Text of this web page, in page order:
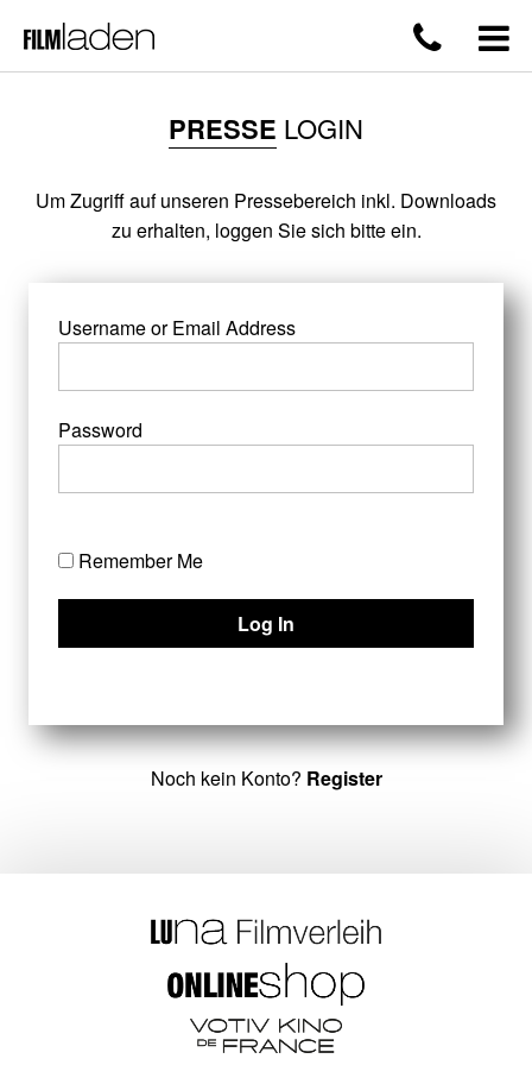
PRESSE LOGIN
Um Zugriff auf unseren Pressebereich inkl. Downloads
zu erhalten, loggen Sie sich bitte ein.
Username or Email Address
Password
Remember Me
Noch kein Konto? Register